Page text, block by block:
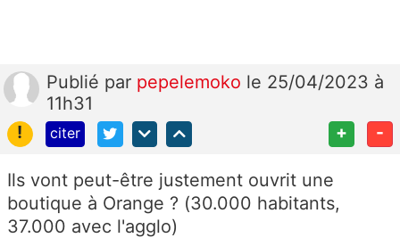
Publié par pepelemoko le 25/04/2023 à
11h31
!
citer + -
Ils vont peut-être justement ouvrit une
boutique à Orange ? (30.000 habitants,
37.000 avec l'agglo)